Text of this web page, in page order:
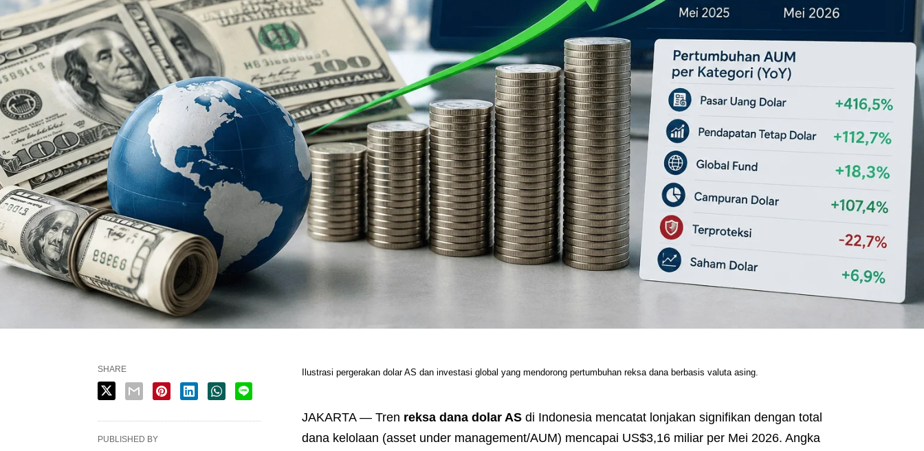
Ilustrasi pergerakan dolar AS dan investasi global yang mendorong pertumbuhan reksa dana berbasis valuta asing.
JAKARTA — Tren reksa dana dolar ASdi Indonesia mencatat lonjakan signifikan dengan total
dana kelolaan (asset under management/AUM) mencapai US$3,16 miliar per Mei 2026. Angka
SHARE
PUBLISHED BY